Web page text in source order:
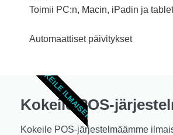
Toimii PC:n, Macin, iPadin ja
Automaattiset päivitykset
Kokeile POS-
Kokeile POS-järjestelmäämme
KOKEILE ILMAISEKSI!